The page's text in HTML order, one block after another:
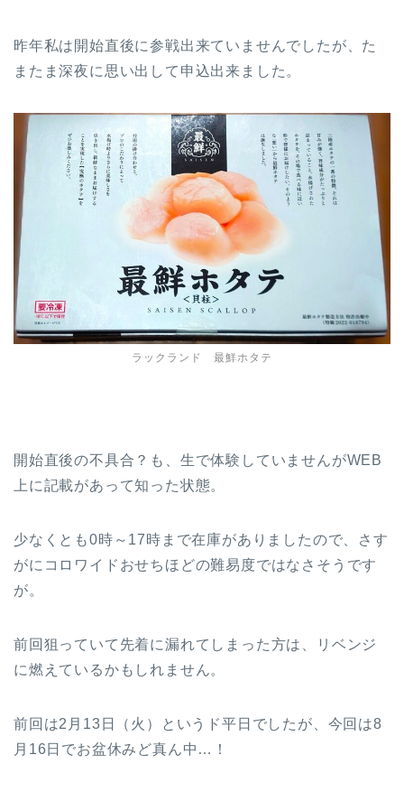
昨年私は開始直後に参戦出来ていませんでしたが、た
またま深夜に思い出して申込出来ました。
ラックランド 最鮮ホタテ
開始直後の不具合？も、生で体験していませんがWEB
上に記載があって知った状態。
少なくとも0時～17時まで在庫がありましたので、さす
がにコロワイドおせちほどの難易度ではなさそうです
が。
前回狙っていて先着に漏れてしまった方は、リベンジ
に燃えているかもしれません。
前回は2月13日（火）というド平日でしたが、今回は8
月16日でお盆休みど真ん中…！